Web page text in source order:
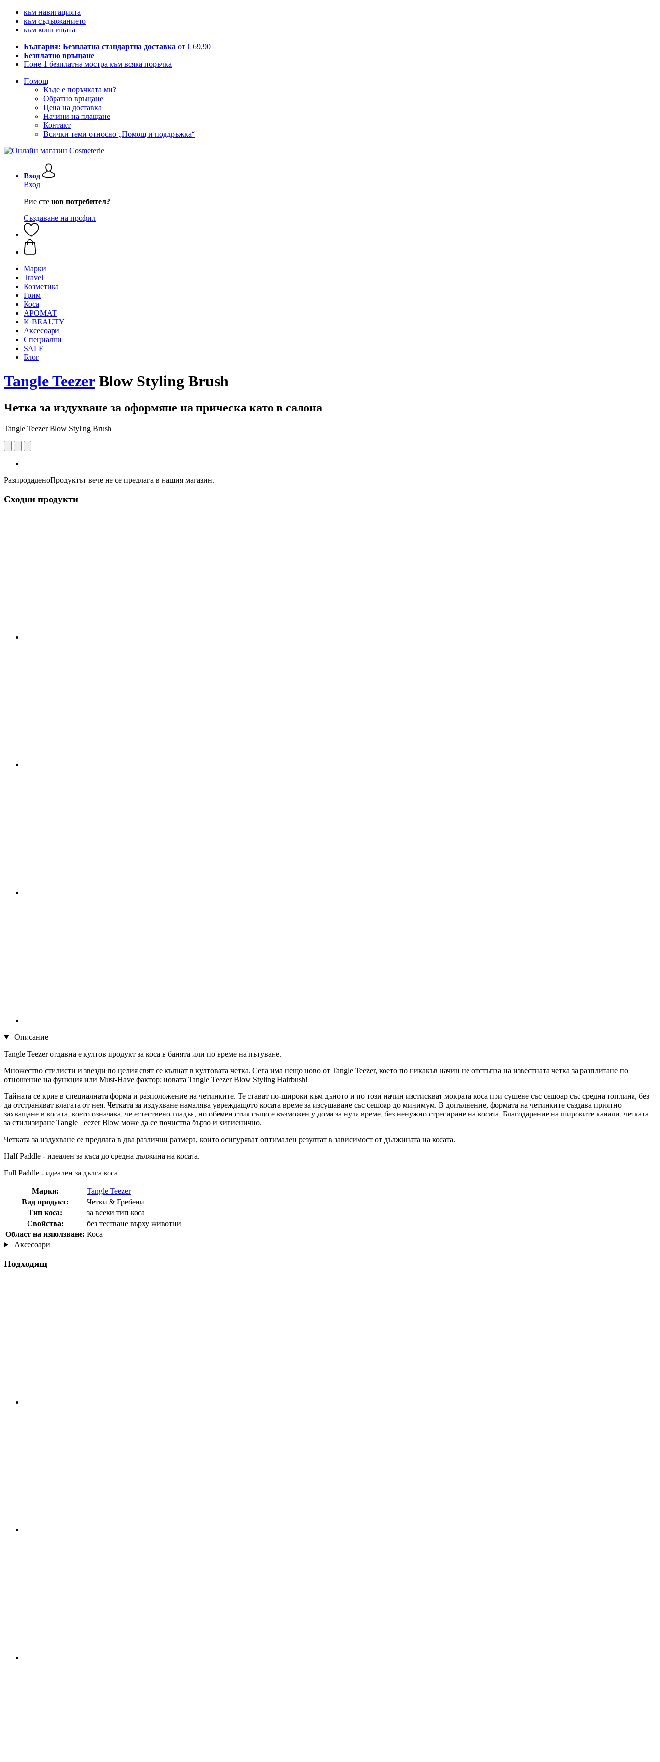
към навигацията
към съдържанието
към кошницата
България: Безплатна стандартна доставка от € 69,90
Безплатно връщане
Поне 1 безплатна мостра към всяка поръчка
Помощ
Къде е поръчката ми?
Обратно връщане
Цена на доставка
Начини на плащане
Контакт
Всички теми относно „Помощ и поддръжка“
Вход
Вход
Вие сте нов потребител?
Създаване на профил
Mарки
Travel
Козметика
Грим
Коса
АРОМАТ
K-BEAUTY
Аксесоари
Специални
SALE
Блог
Tangle TeezerBlow Styling Brush
Четка за издухване за оформяне на прическа като в салона
Tangle Teezer Blow Styling Brush
РазпродаденоПродуктът вече не се предлага в нашия магазин.
Сходни продукти
Описание
Tangle Teezer отдавна е култов продукт за коса в банята или по време на пътуване.
Множество стилисти и звезди по целия свят се кълнат в култовата четка. Сега има нещо ново от Tangle Teezer, което по никакъв начин не отстъпва на известната четка за разплитане по
отношение на функция или Must-Have фактор: новата Tangle Teezer Blow Styling Hairbush!
Тайната се крие в специалната форма и разположение на четинките. Те стават по-широки към дъното и по този начин изстискват мократа коса при сушене със сешоар със средна топлина, без
да отстраняват влагата от нея. Четката за издухване намалява увреждащото косата време за изсушаване със сешоар до минимум. В допълнение, формата на четинките създава приятно
захващане в косата, което означава, че естествено гладък, но обемен стил също е възможен у дома за нула време, без ненужно стресиране на косата. Благодарение на широките канали, четката
за стилизиране Tangle Teezer Blow може да се почиства бързо и хигиенично.
Четката за издухване се предлага в два различни размера, които осигуряват оптимален резултат в зависимост от дължината на косата.
Half Paddle - идеален за къса до средна дължина на косата.
Full Paddle - идеален за дълга коса.
Марки:
Tangle Teezer
Вид продукт:
Четки & Гребени
Тип коса:
за всеки тип коса
Свойства:
без тестване върху животни
Област на използване: Коса
Аксесоари
Подходящ